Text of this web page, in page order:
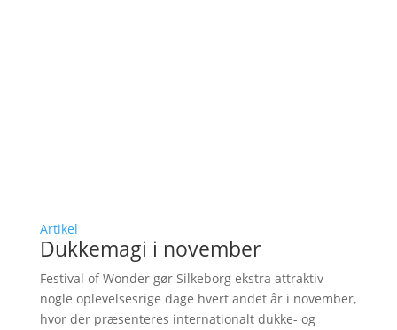
Artikel
Dukkemagi i november
Festival of Wonder gør Silkeborg ekstra attraktiv
nogle oplevelsesrige dage hvert andet år i november,
hvor der præsenteres internationalt dukke- og